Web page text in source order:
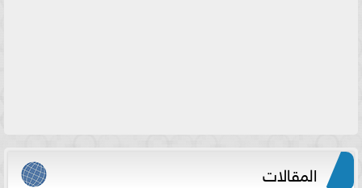
المقالات